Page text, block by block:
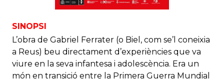
SINOPSI
L’obra de Gabriel Ferrater (o Biel, com se’l coneixia
a Reus) beu directament d’experiències que va
viure en la seva infantesa i adolescència. Era un
món en transició entre la Primera Guerra Mundial